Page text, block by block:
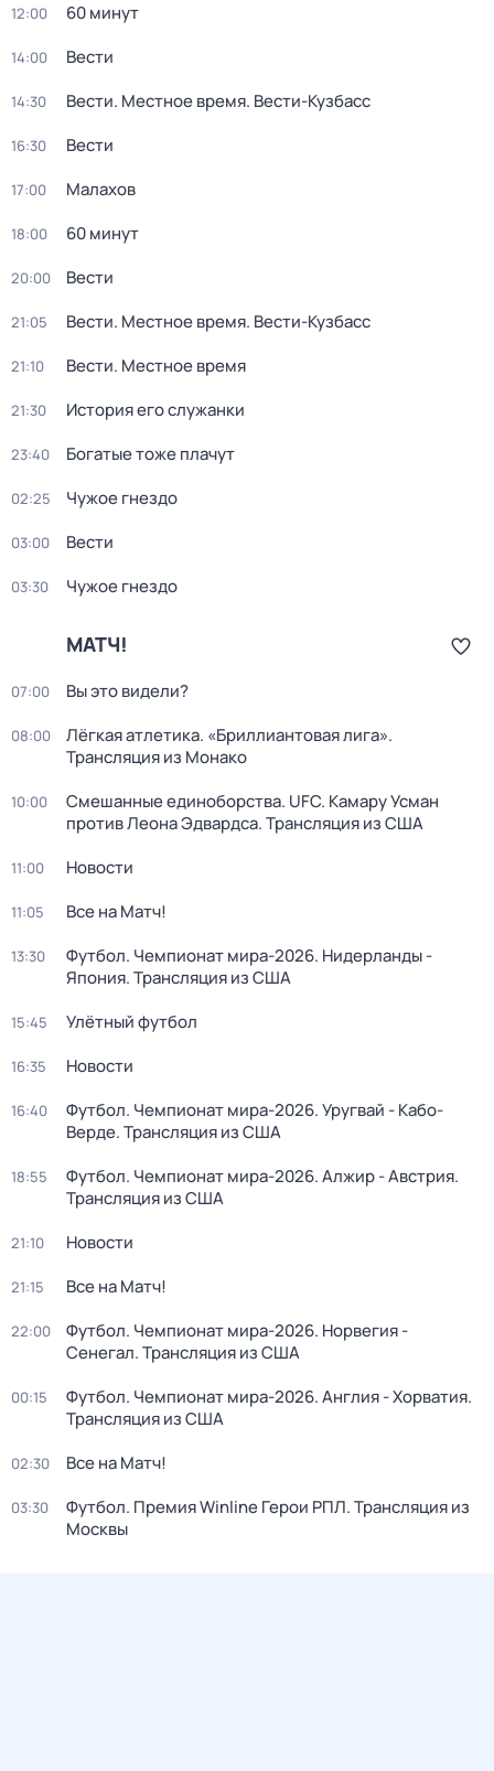
12:00 60 минут
14:00 Вести
14:30 Вести. Местное время. Вести-Кузбасс
16:30 Вести
17:00 Малахов
18:00 60 минут
20:00 Вести
21:05 Вести. Местное время. Вести-Кузбасс
21:10 Вести. Местное время
21:30 История его служанки
23:40 Богатые тоже плачут
02:25 Чужое гнездо
03:00 Вести
03:30 Чужое гнездо
МАТЧ!
07:00 Вы это видели?
08:00
Лёгкая атлетика. «Бриллиантовая лига».
Трансляция из Монако
10:00
Смешанные единоборства. UFC. Камару Усман
против Леона Эдвардса. Трансляция из США
11:00 Новости
11:05 Все на Матч!
13:30
Футбол. Чемпионат мира-2026. Нидерланды -
Япония. Трансляция из США
15:45 Улётный футбол
16:35 Новости
16:40
Футбол. Чемпионат мира-2026. Уругвай - Кабо-
Верде. Трансляция из США
18:55
Футбол. Чемпионат мира-2026. Алжир - Австрия.
Трансляция из США
21:10 Новости
21:15 Все на Матч!
22:00
Футбол. Чемпионат мира-2026. Норвегия -
Сенегал. Трансляция из США
00:15
Футбол. Чемпионат мира-2026. Англия - Хорватия.
Трансляция из США
02:30 Все на Матч!
03:30
Футбол. Премия Winline Герои РПЛ. Трансляция из
Москвы